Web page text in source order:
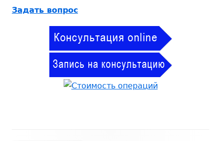
Задать вопрос